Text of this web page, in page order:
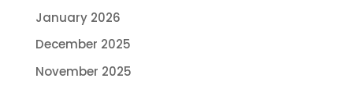
January 2026
December 2025
November 2025